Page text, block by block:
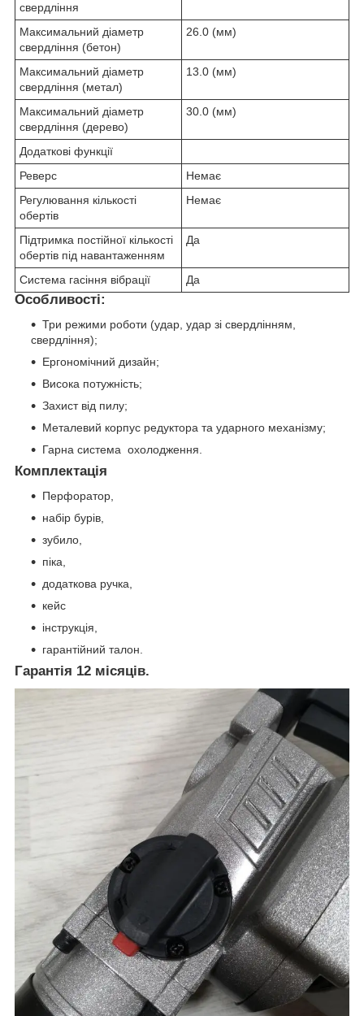
свердління
Максимальний діаметр
свердління (бетон)
26.0 (мм)
Максимальний діаметр
свердління (метал)
13.0 (мм)
Максимальний діаметр
свердління (дерево)
30.0 (мм)
Додаткові функції
Реверс
Немає
Регулювання кількості
обертів
Немає
Підтримка постійної кількості
обертів під навантаженням
Да
Система гасіння вібрації Да
Особливості:
Три режими роботи (удар, удар зі свердлінням,
свердління);
Ергономічний дизайн;
Висока потужність;
Захист від пилу;
Металевий корпус редуктора та ударного механізму;
Гарна система охолодження.
Комплектація
Перфоратор,
набір бурів,
зубило,
піка,
додаткова ручка,
кейс
інструкція,
гарантійний талон.
Гарантія 12 місяців.